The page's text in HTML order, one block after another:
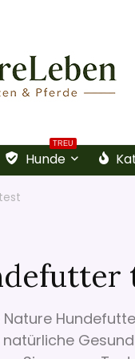
TREU
Hunde